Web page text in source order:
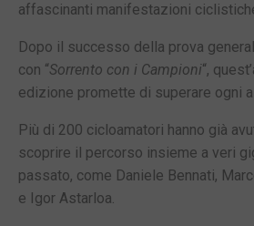
affascinanti manifestazioni
Dopo il successo della prova
con “Sorrento con i Campioni“,
edizione promette di superare ogni
Più di 200 cicloamatori hanno già
scoprire il percorso insieme a veri
passato, come Daniele Bennati,
e Igor Astarloa.